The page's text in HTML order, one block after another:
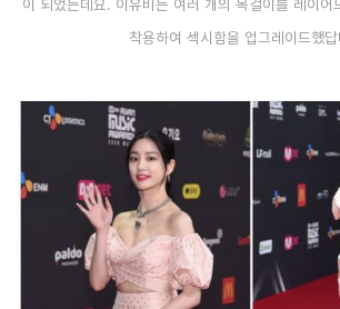
착용하여 섹시함을 업그레이드했